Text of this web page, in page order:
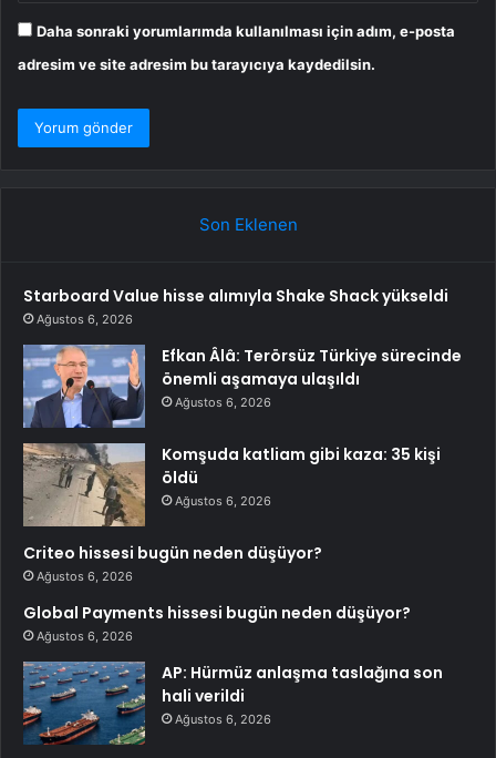
Daha sonraki yorumlarımda kullanılması için adım, e-posta
adresim ve site adresim bu tarayıcıya kaydedilsin.
Son Eklenen
Starboard Value hisse alımıyla Shake Shack yükseldi
Ağustos 6, 2026
Efkan Âlâ: Terörsüz Türkiye sürecinde
önemli aşamaya ulaşıldı
Ağustos 6, 2026
Komşuda katliam gibi kaza: 35 kişi
öldü
Ağustos 6, 2026
Criteo hissesi bugün neden düşüyor?
Ağustos 6, 2026
Global Payments hissesi bugün neden düşüyor?
Ağustos 6, 2026
AP: Hürmüz anlaşma taslağına son
hali verildi
Ağustos 6, 2026